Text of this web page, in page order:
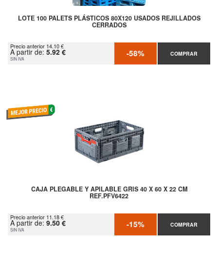
LOTE 100 PALETS PLÁSTICOS 80X120 USADOS REJILLADOS
CERRADOS
Precio anterior 14.10 €
A partir de: 5.92 €
SIN IVA -58% COMPRAR
CAJA PLEGABLE Y APILABLE GRIS 40 X 60 X 22 CM
REF.PFV6422
Precio anterior 11.18 €
A partir de: 9.50 €
SIN IVA -15% COMPRAR